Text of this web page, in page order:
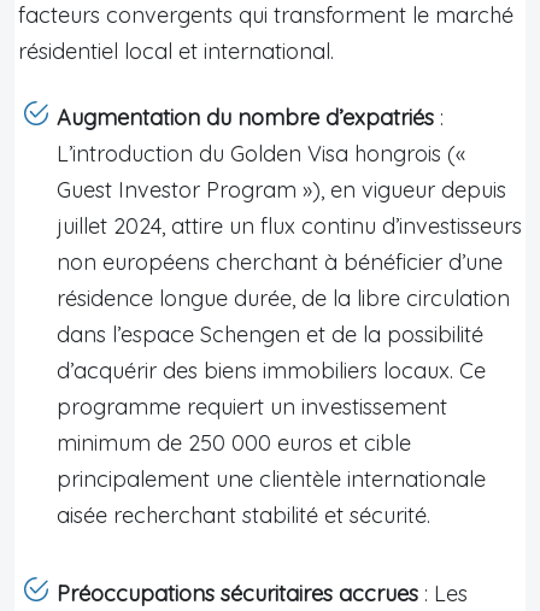
facteurs convergents qui transforment le marché
résidentiel local et international.
Augmentation du nombre d’expatriés :
L’introduction du Golden Visa hongrois («
Guest Investor Program »), en vigueur depuis
juillet 2024, attire un flux continu d’investisseurs
non européens cherchant à bénéficier d’une
résidence longue durée, de la libre circulation
dans l’espace Schengen et de la possibilité
d’acquérir des biens immobiliers locaux. Ce
programme requiert un investissement
minimum de 250 000 euros et cible
principalement une clientèle internationale
aisée recherchant stabilité et sécurité.
Préoccupations sécuritaires accrues : Les